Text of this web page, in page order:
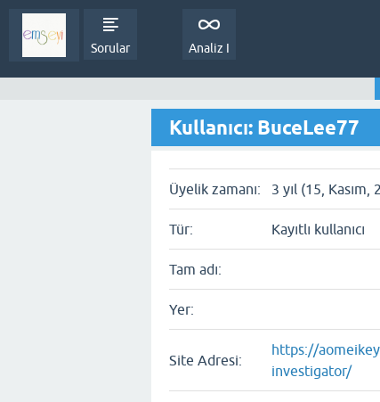
Sorular Analiz I
Kullanıcı: BuceLee77
Üyelik zamanı: 3 yıl (15, Kasım,
Tür: Kayıtlı kullanıcı
Tam adı:
Yer:
Site Adresi:
https://
investigator/